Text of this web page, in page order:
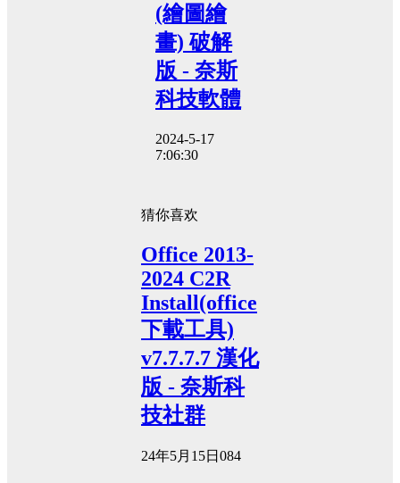
(繪圖繪
畫) 破解
版 - 奈斯
科技軟體
2024-5-17
7:06:30
猜你喜欢
Office 2013-
2024 C2R
Install(office
下載工具)
v7.7.7.7 漢化
版 - 奈斯科
技社群
24年5月15日 084